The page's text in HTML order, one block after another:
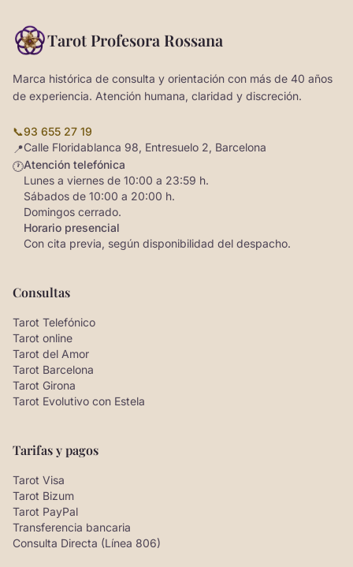
Tarot Profesora Rossana
Marca histórica de consulta y orientación con más de 40 años
de experiencia. Atención humana, claridad y discreción.
📞93 655 27 19
📍Calle Floridablanca 98, Entresuelo 2, Barcelona
🕐Atención telefónica
Lunes a viernes de 10:00 a 23:59 h.
Sábados de 10:00 a 20:00 h.
Domingos cerrado.
Horario presencial
Con cita previa, según disponibilidad del despacho.
Consultas
Tarot Telefónico
Tarot online
Tarot del Amor
Tarot Barcelona
Tarot Girona
Tarot Evolutivo con Estela
Tarifas y pagos
Tarot Visa
Tarot Bizum
Tarot PayPal
Transferencia bancaria
Consulta Directa (Línea 806)